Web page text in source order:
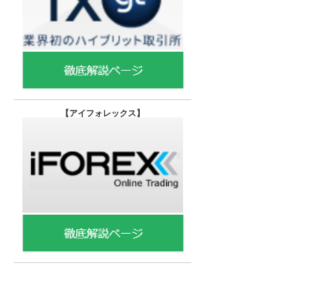
【アイフォレックス】